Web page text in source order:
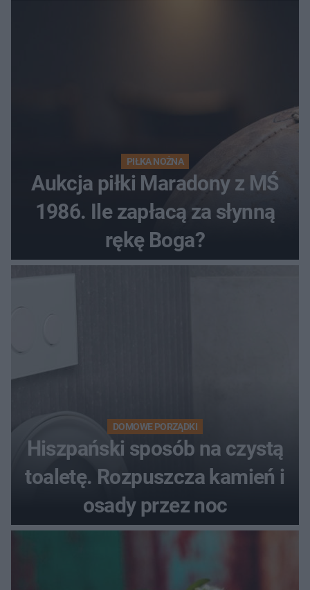
PIŁKA NOŻNA
Aukcja piłki Maradony z MŚ
1986. Ile zapłacą za słynną
rękę Boga?
DOMOWE PORZĄDKI
Hiszpański sposób na czystą
toaletę. Rozpuszcza kamień i
osady przez noc